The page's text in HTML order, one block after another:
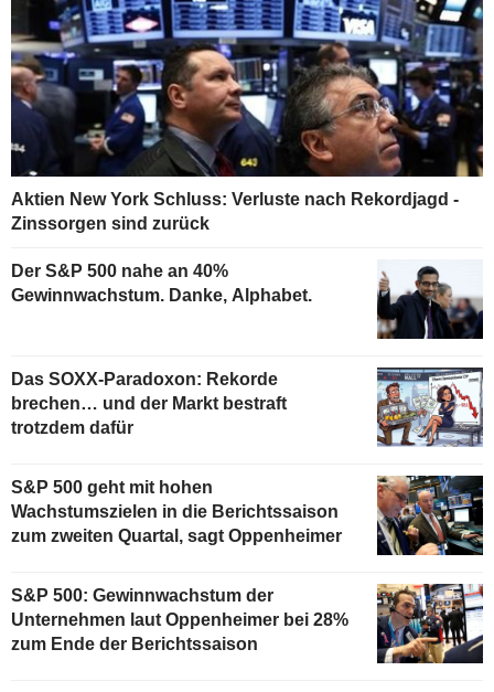
Aktien New York Schluss: Verluste nach Rekordjagd -
Zinssorgen sind zurück
Der S&P 500 nahe an 40%
Gewinnwachstum. Danke, Alphabet.
Das SOXX-Paradoxon: Rekorde
brechen… und der Markt bestraft
trotzdem dafür
S&P 500 geht mit hohen
Wachstumszielen in die Berichtssaison
zum zweiten Quartal, sagt Oppenheimer
S&P 500: Gewinnwachstum der
Unternehmen laut Oppenheimer bei 28%
zum Ende der Berichtssaison